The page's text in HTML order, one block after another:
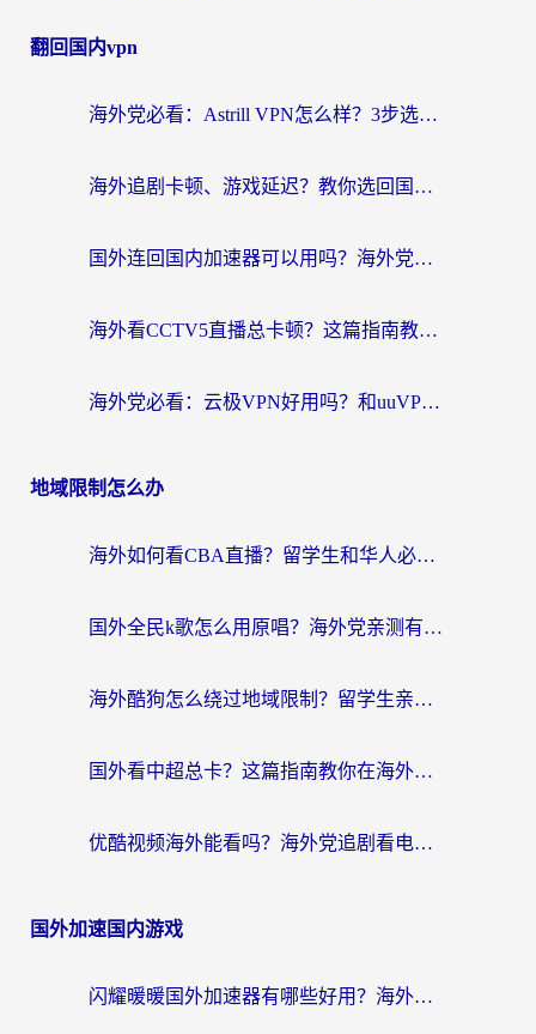
翻回国内vpn
海外党必看：Astrill VPN怎么样？3步选对回国加速器实现无缝刷剧玩游戏
海外追剧卡顿、游戏延迟？教你选回国加速器，附免费加速器试用一小时福利
国外连回国内加速器可以用吗？海外党亲测实用指南，解决追剧游戏卡顿难题
海外看CCTV5直播总卡顿？这篇指南教你选对回国加速器，无缝刷国内资源
海外党必看：云极VPN好用吗？和uuVPN对比哪个回国效果更好？附真实体验+避坑指南
地域限制怎么办
海外如何看CBA直播？留学生和华人必看的无卡顿观赛指南
国外全民k歌怎么用原唱？海外党亲测有效的回国加速解决方案
海外酷狗怎么绕过地域限制？留学生亲测有效的回国加速器选择指南
国外看中超总卡？这篇指南教你在海外流畅看体育赛事+中文解说（附避坑技巧）
优酷视频海外能看吗？海外党追剧看电影的终极解决方案来了
国外加速国内游戏
闪耀暖暖国外加速器有哪些好用？海外党亲测的国服游戏加速终极指南